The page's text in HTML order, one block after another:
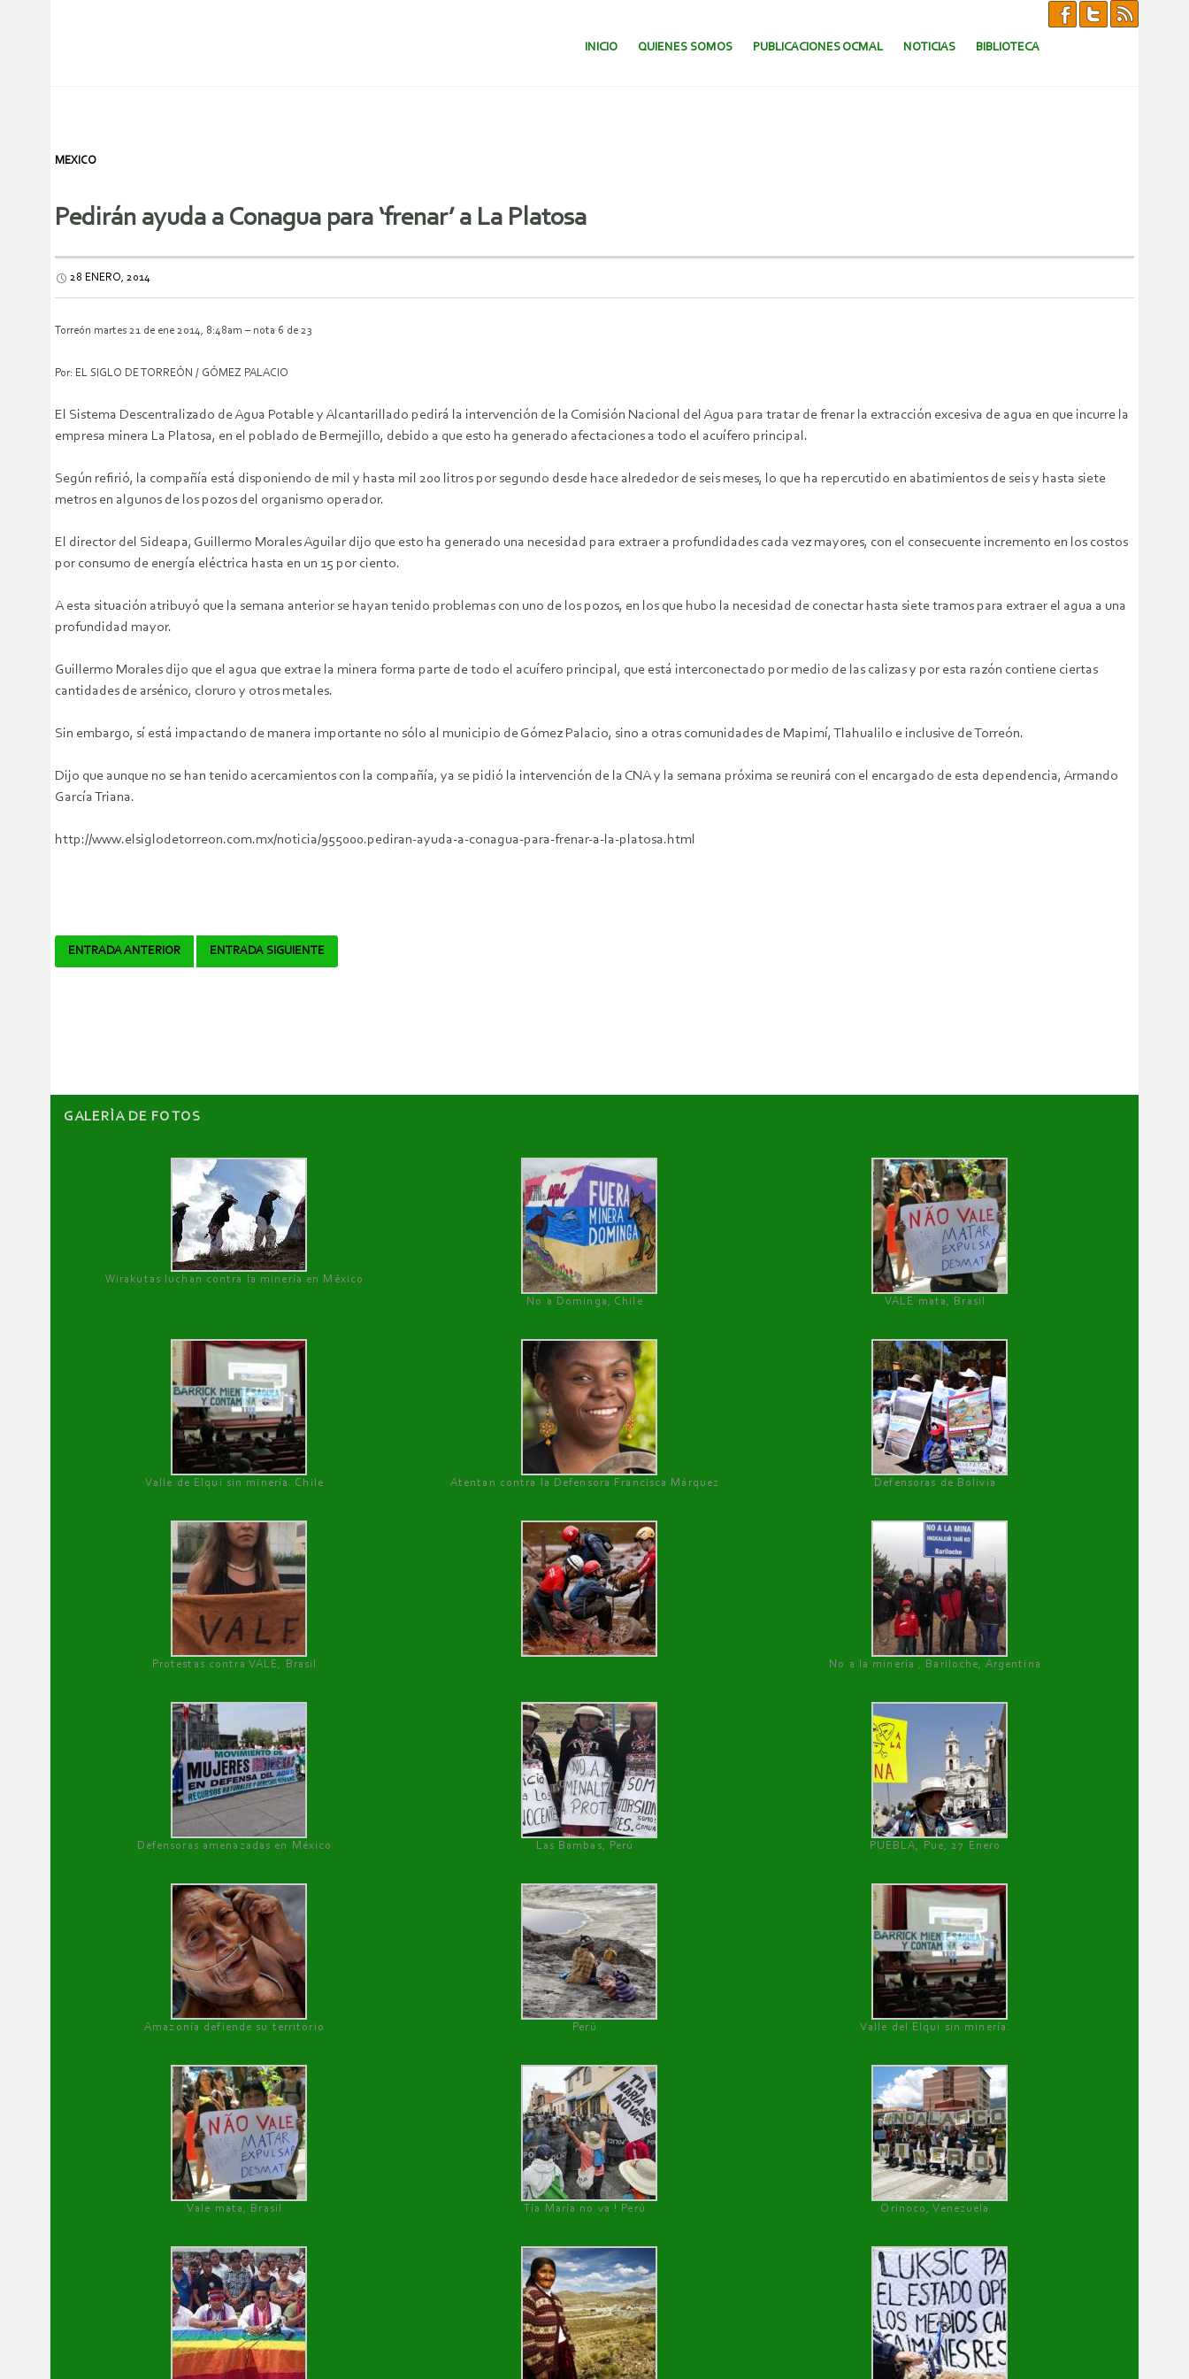
SALTAR AL CONTENIDO.
INICIO QUIENES SOMOS PUBLICACIONES OCMAL NOTICIAS BIBLIOTECA
MEXICO
Pedirán ayuda a Conagua para ‘frenar’ a La Platosa
28 ENERO, 2014
Torreón martes 21 de ene 2014, 8:48am – nota 6 de 23
Por: EL SIGLO DE TORREÓN / GÓMEZ PALACIO
El Sistema Descentralizado de Agua Potable y Alcantarillado pedirá la intervención de la Comisión Nacional del Agua para tratar de frenar la extracción excesiva de agua en que incurre la
empresa minera La Platosa, en el poblado de Bermejillo, debido a que esto ha generado afectaciones a todo el acuífero principal.
Según refirió, la compañía está disponiendo de mil y hasta mil 200 litros por segundo desde hace alrededor de seis meses, lo que ha repercutido en abatimientos de seis y hasta siete
metros en algunos de los pozos del organismo operador.
El director del Sideapa, Guillermo Morales Aguilar dijo que esto ha generado una necesidad para extraer a profundidades cada vez mayores, con el consecuente incremento en los costos
por consumo de energía eléctrica hasta en un 15 por ciento.
A esta situación atribuyó que la semana anterior se hayan tenido problemas con uno de los pozos, en los que hubo la necesidad de conectar hasta siete tramos para extraer el agua a una
profundidad mayor.
Guillermo Morales dijo que el agua que extrae la minera forma parte de todo el acuífero principal, que está interconectado por medio de las calizas y por esta razón contiene ciertas
cantidades de arsénico, cloruro y otros metales.
Sin embargo, sí está impactando de manera importante no sólo al municipio de Gómez Palacio, sino a otras comunidades de Mapimí, Tlahualilo e inclusive de Torreón.
Dijo que aunque no se han tenido acercamientos con la compañía, ya se pidió la intervención de la CNA y la semana próxima se reunirá con el encargado de esta dependencia, Armando
García Triana.
http://www.elsiglodetorreon.com.mx/noticia/955000.pediran-ayuda-a-conagua-para-frenar-a-la-platosa.html
Navegador
ENTRADA ANTERIOR ENTRADA SIGUIENTE
GALERÌA DE FOTOS
Wirakutas luchan contra la minería en México
No a Dominga, Chile
VALE mata, Brasil
Valle de Elqui sin minería. Chile Atentan contra la Defensora Francisca Márquez Defensoras de Bolivia
Protestas contra VALE, Brasil No a la minería , Bariloche, Argentina
Defensoras amenazadas en México Las Bambas, Perú PUEBLA, Pue, 27 Enero
Amazonía defiende su territorio Perú Valle del Elqui sin minería.
Vale mata, Brasil Tía María no va ! Perú Orinoco, Venezuela